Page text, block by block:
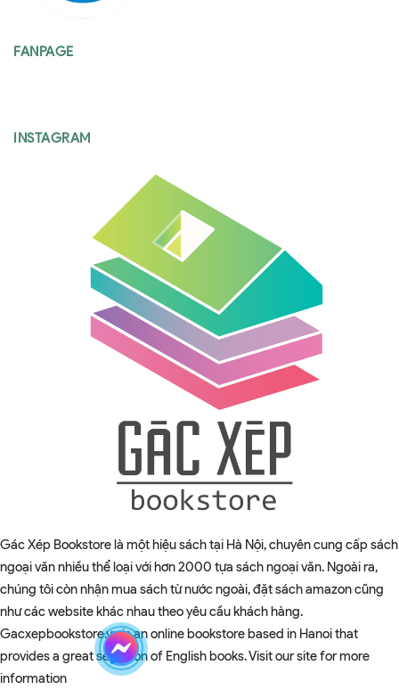
FANPAGE
INSTAGRAM
Gác Xép Bookstore là một hiệu sách tại Hà Nội, chuyên cung cấp sách
ngoại văn nhiều thể loại với hơn 2000 tựa sách ngoại văn. Ngoài ra,
chúng tôi còn nhận mua sách từ nước ngoài, đặt sách amazon cũng
như các website khác nhau theo yêu cầu khách hàng.
Gacxepbookstore.vn is an online bookstore based in Hanoi that
provides a great selection of English books. Visit our site for more
information